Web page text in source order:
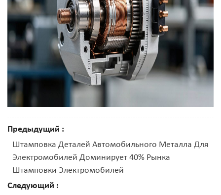
Предыдущий :
Штамповка Деталей Автомобильного Металла Для
Электромобилей Доминирует 40% Рынка
Штамповки Электромобилей
Следующий :